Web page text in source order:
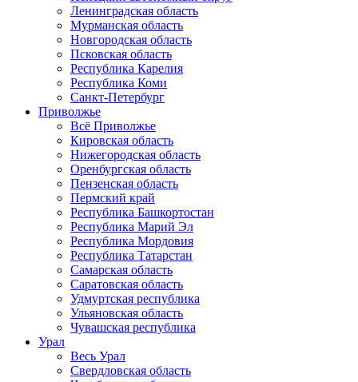
Ленинградская область
Мурманская область
Новгородская область
Псковская область
Республика Карелия
Республика Коми
Санкт-Петербург
Приволжье
Всё Приволжье
Кировская область
Нижегородская область
Оренбургская область
Пензенская область
Пермский край
Республика Башкортостан
Республика Марий Эл
Республика Мордовия
Республика Татарстан
Самарская область
Саратовская область
Удмуртская республика
Ульяновская область
Чувашская республика
Урал
Весь Урал
Свердловская область